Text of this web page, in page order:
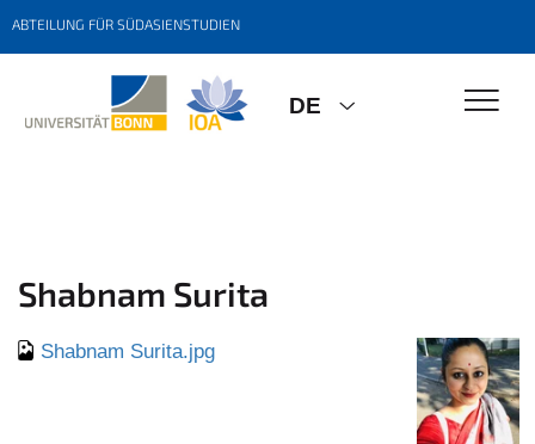
ABTEILUNG FÜR SÜDASIENSTUDIEN
DE
Shabnam Surita
Shabnam Surita.jpg